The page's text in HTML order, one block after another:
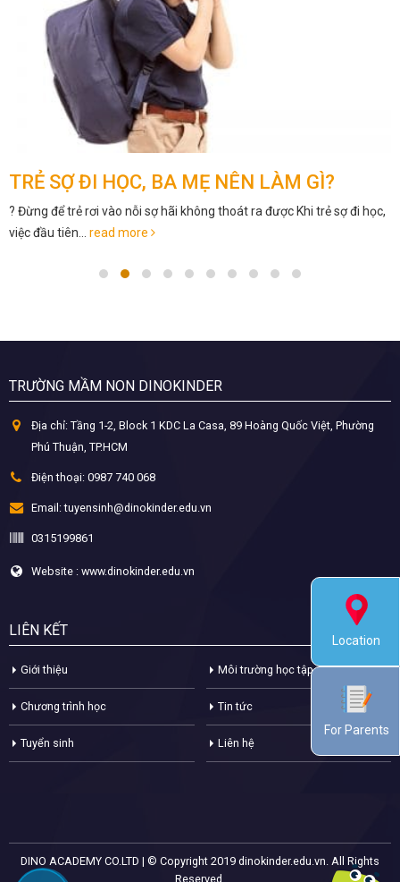
TRẺ SỢ ĐI HỌC, BA MẸ NÊN LÀM GÌ?
? Đừng để trẻ rơi vào nỗi sợ hãi không thoát ra được Khi trẻ sợ đi học,
việc đầu tiên... read more
TRƯỜNG MẦM NON DINOKINDER
Địa chỉ: Tầng 1-2, Block 1 KDC La Casa, 89 Hoàng Quốc Việt, Phường
Phú Thuận, TP.HCM
Điện thoại: 0987 740 068
Email: tuyensinh@dinokinder.edu.vn
0315199861
Website : www.dinokinder.edu.vn
LIÊN KẾT
Giới thiệu
Chương trình học
Tuyển sinh
Môi trường học tập
Tin tức
Liên hệ
DINO ACADEMY CO.LTD | © Copyright 2019 dinokinder.edu.vn. All Rights
Reserved.
Location
For Parents